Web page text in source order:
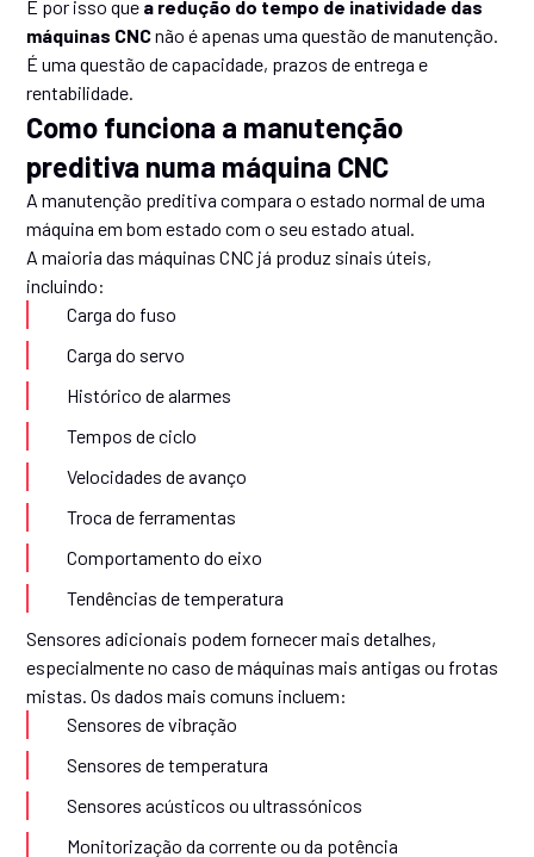
É por isso que a redução do tempo de inatividade das
máquinas CNCnão é apenas uma questão de manutenção.
É uma questão de capacidade, prazos de entrega e
rentabilidade.
Como funciona a manutenção
preditiva numa máquina CNC
A manutenção preditiva compara o estado normal de uma
máquina em bom estado com o seu estado atual.
A maioria das máquinas CNC já produz sinais úteis,
incluindo:
Carga do fuso
Carga do servo
Histórico de alarmes
Tempos de ciclo
Velocidades de avanço
Troca de ferramentas
Comportamento do eixo
Tendências de temperatura
Sensores adicionais podem fornecer mais detalhes,
especialmente no caso de máquinas mais antigas ou frotas
mistas. Os dados mais comuns incluem:
Sensores de vibração
Sensores de temperatura
Sensores acústicos ou ultrassónicos
Monitorização da corrente ou da potência